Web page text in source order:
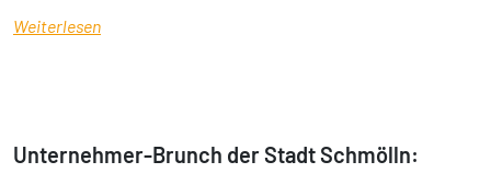
Weiterlesen
Unternehmer-Brunch der Stadt Schmölln: